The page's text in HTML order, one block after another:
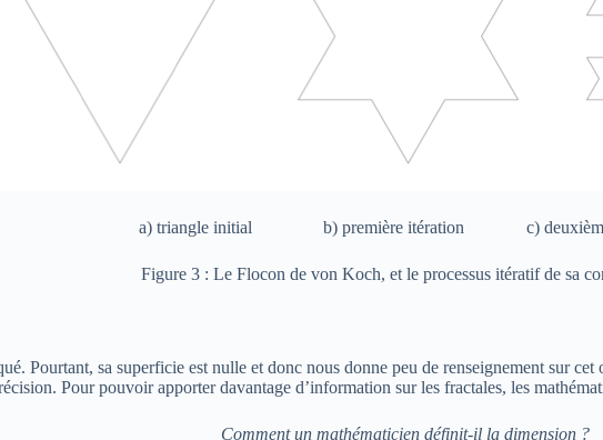
a) triangle initial b) première itération c) deuxième
Figure 3 : Le Flocon de von Koch, et le processus itératif de sa
Pourtant, sa superficie est nulle et donc nous donne peu de renseignement sur
Pour pouvoir apporter davantage d’information sur les fractales, les
Comment un mathématicien définit-il la dimension ?